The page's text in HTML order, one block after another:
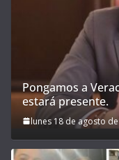
Pongamos a
estará presente.
lunes 18 de agosto